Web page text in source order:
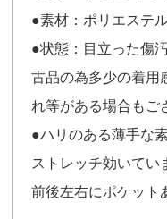
●素材：ポリエステ
●状態：目立った傷
古品の為多少の着用
れ等がある場合もご
●ハリのある薄手な
ストレッチ効いてい
前後左右にポケット